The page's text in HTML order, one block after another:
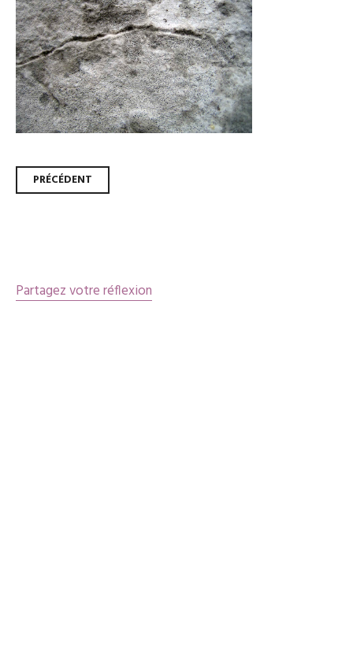
Navigation
PRÉCÉDENT
Partagez votre réflexion